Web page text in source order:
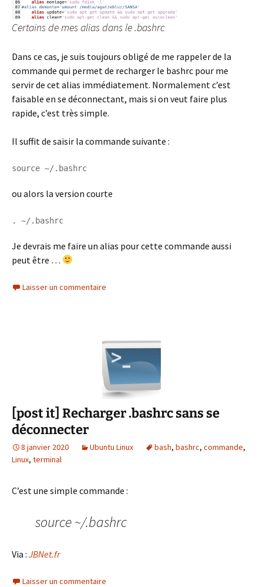
Certains de mes alias dans le .bashrc
Dans ce cas, je suis toujours obligé de me rappeler de la
commande qui permet de recharger le bashrc pour me
servir de cet alias immédiatement. Normalement c’est
faisable en se déconnectant, mais si on veut faire plus
rapide, c’est très simple.
Il suffit de saisir la commande suivante :
source ~/.bashrc
ou alors la version courte
. ~/.bashrc
Je devrais me faire un alias pour cette commande aussi
peut être …
Laisser un commentaire
[post it] Recharger .bashrc sans se
déconnecter
8 janvier 2020 Ubuntu Linux bash, bashrc, commande,
Linux, terminal
C’est une simple commande :
source ~/.bashrc
Via : JBNet.fr
Laisser un commentaire